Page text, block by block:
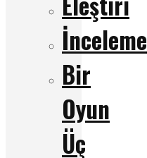
İnceleme
Bir
Oyun
Üç